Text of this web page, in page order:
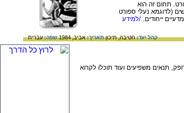
תחום זה הוא
(לדוגמא נעלי ספורט
ייחודים. /למידע
קהל יעד:חטיבה,תיכוןתאריך:אביב, 1984 שפה:עברית
תנאים משפיעים ועוד תוכלו לקרוא